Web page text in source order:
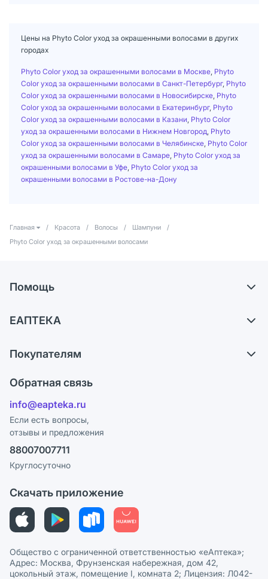
Цены на Phyto Color уход за окрашенными волосами в других
городах
Phyto Color уход за окрашенными волосами в Москве Phyto
Color уход за окрашенными волосами в Санкт-Петербург, Phyto
Color уход за окрашенными волосами в Новосибирске Phyto
Color уход за окрашенными волосами в Екатеринбург, Phyto
Color уход за окрашенными волосами в Казани Phyto Color
уход за окрашенными волосами в Нижнем Новгород Phyto
Color уход за окрашенными волосами в Челябинске Phyto Color
уход за окрашенными волосами в Самаре Phyto Color уход за
окрашенными волосами в Уфе Phyto Color уход за
окрашенными волосами в Ростове-на-Дону
Главная / Красота / Волосы / Шампуни
/
Phyto Color уход за окрашенными волосами
Помощь
Самовывоз из аптек
Ответы на вопросы
Блог
ЕАПТЕКА
Карьера
Поставщики
Лицензия
Реклама на сайте
Ваши товары на ЕАПТЕКЕ
Покупателям
Программа СберСпасибо
Политика конфиденциальности
Пользовательское соглашение
Политика рекомендаций
Этика и соответствие
Политика в отношении обработки персональных данных
Обратная связь
info@eapteka.ru
Если есть вопросы,
отзывы и предложения
88007007711
Круглосуточно
Скачать приложение
Общество с ограниченной ответственностью «еАптека»;
Адрес: Москва, Фрунзенская набережная, дом 42,
цокольный этаж, помещение I, комната 2; Лицензия: Л042-